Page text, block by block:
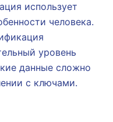
использует
человека.
уровень
данные сложно
с ключами.